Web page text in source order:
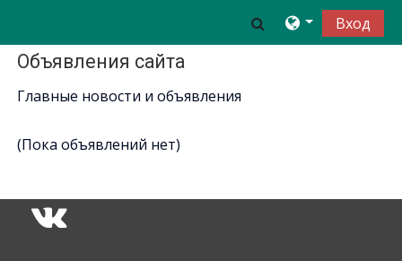
Изменить
Вход
Объявления сайта
Главные новости и объявления
(Пока объявлений нет)